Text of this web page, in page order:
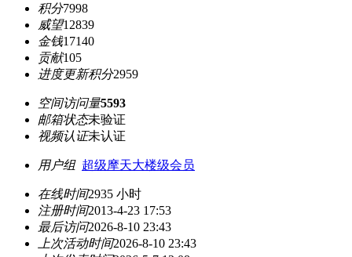
积分7998
威望12839
金钱17140
贡献105
进度更新积分2959
空间访问量5593
邮箱状态未验证
视频认证未认证
用户组 超级摩天大楼级会员
在线时间2935 小时
注册时间2013-4-23 17:53
最后访问2026-8-10 23:43
上次活动时间2026-8-10 23:43